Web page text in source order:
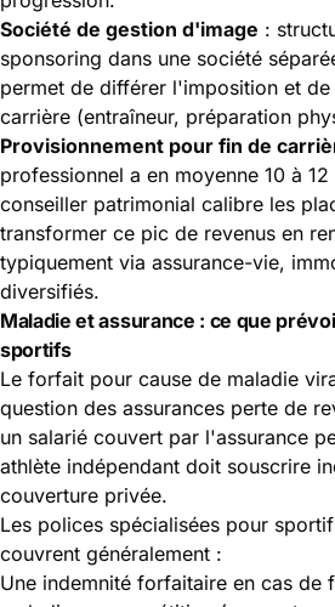
Société de gestion d'image :
sponsoring dans une société
permet de différer l'imposition et de
carrière (entraîneur, préparation
Provisionnement pour fin de
professionnel a en moyenne 10 à
conseiller patrimonial calibre les
transformer ce pic de revenus en
typiquement via assurance-vie,
diversifiés.
Maladie et assurance : ce que
sportifs
Le forfait pour cause de maladie
question des assurances perte de
un salarié couvert par l'assurance
athlète indépendant doit souscrire
couverture privée.
Les polices spécialisées pour
couvrent généralement :
Une indemnité forfaitaire en cas de